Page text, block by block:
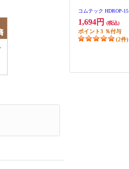
コムテック HDROP-15
1,694円 (税込)
ポイント3 ％付与
(2件)